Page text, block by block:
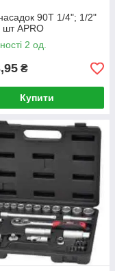
90T 1/4"; 1/2"
шт APRO
2 од.
₴
Купити